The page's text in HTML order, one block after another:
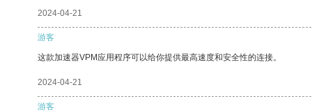
2024-04-21
游客
这款加速器VPM应用程序可以给你提供最高速度和安全性的连接。
2024-04-21
游客